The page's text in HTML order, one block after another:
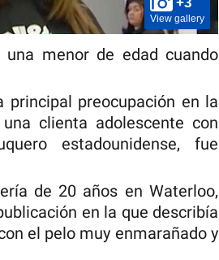
View gallery
menor de edad cuando
preocupación en la
clienta adolescente con
estadounidense, fue
de 20 años en Waterloo,
en la que describía
el pelo muy enmarañado y